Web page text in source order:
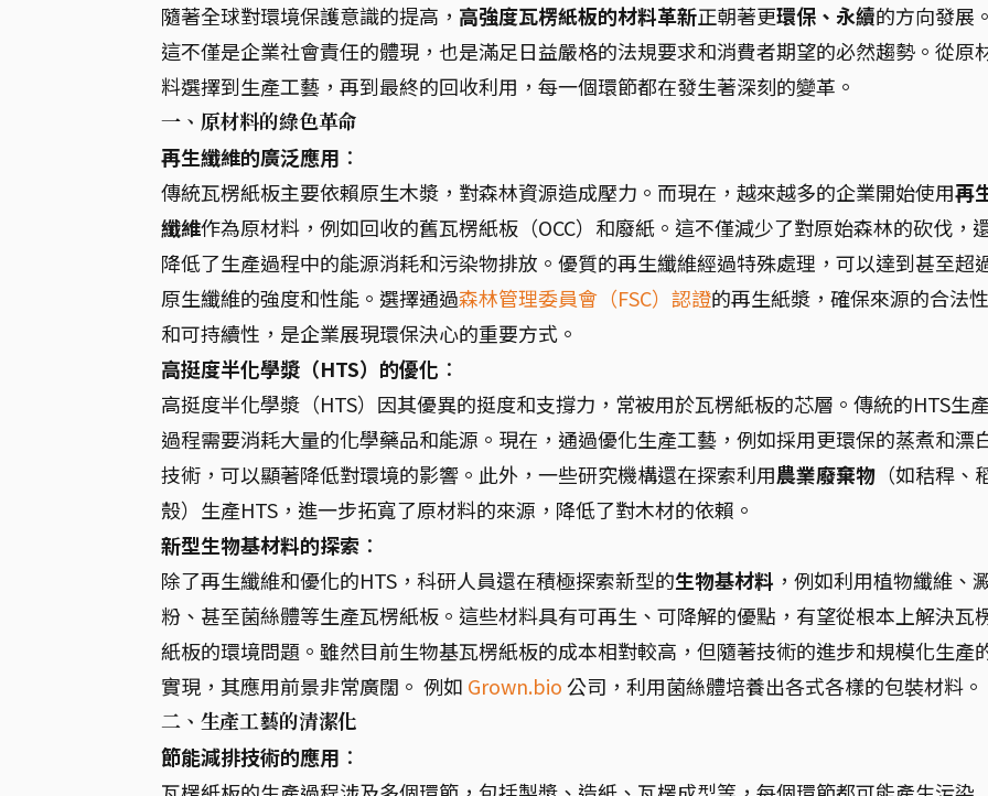
隨著全球對環境保護意識的提高， 高強度瓦楞紙板的材料革新正朝著更環保、永續的方向發展。
這不僅是企業社會責任的體現，也是滿足日益嚴格的法規要求和消費者期望的必然趨勢。從原
料選擇到生產工藝，再到最終的回收利用，每一個環節都在發生著深刻的變革。
一、原材料的綠色革命
再生纖維的廣泛應用 ：
傳統瓦楞紙板主要依賴原生木漿，對森林資源造成壓力。而現在，越來越多的企業開始使用再
纖維作為原材料，例如回收的舊瓦楞紙板（OCC）和廢紙。這不僅減少了對原始森林的砍伐，
降低了生產過程中的能源消耗和污染物排放。優質的再生纖維經過特殊處理，可以達到甚至超
原生纖維的強度和性能。選擇通過森林管理委員會（FSC）認證的再生紙漿，確保來源的合法性
和可持續性，是企業展現環保決心的重要方式。
高挺度半化學漿（HTS）的優化 ：
高挺度半化學漿（HTS）因其優異的挺度和支撐力，常被用於瓦楞紙板的芯層。傳統的HTS生產
過程需要消耗大量的化學藥品和能源。現在，通過優化生產工藝，例如採用更環保的蒸煮和漂
技術，可以顯著降低對環境的影響。此外，一些研究機構還在探索利用農業廢棄物 （如秸稈、
殼）生產HTS，進一步拓寬了原材料的來源，降低了對木材的依賴。
新型生物基材料的探索 ：
除了再生纖維和優化的HTS，科研人員還在積極探索新型的生物基材料 ，例如利用植物纖維、
粉、甚至菌絲體等生產瓦楞紙板。這些材料具有可再生、可降解的優點，有望從根本上解決瓦
紙板的環境問題。雖然目前生物基瓦楞紙板的成本相對較高，但隨著技術的進步和規模化生產
實現，其應用前景非常廣闊。 例如 Grown.bio公司，利用菌絲體培養出各式各樣的包裝材料。
二、生產工藝的清潔化
節能減排技術的應用 ：